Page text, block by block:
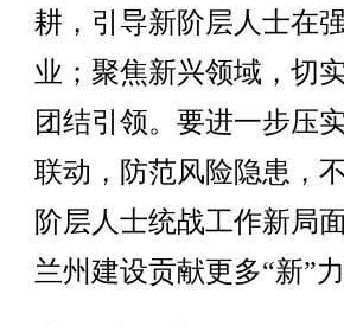
耕，引导新阶层人士在
业；聚焦新兴领域，切
团结引领。要进一步压
联动，防范风险隐患，
阶层人士统战工作新局
兰州建设贡献更多“新”力